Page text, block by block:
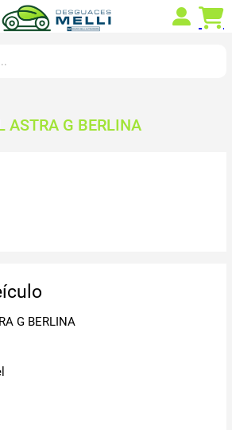
ASTRA G BERLINA
G BERLINA